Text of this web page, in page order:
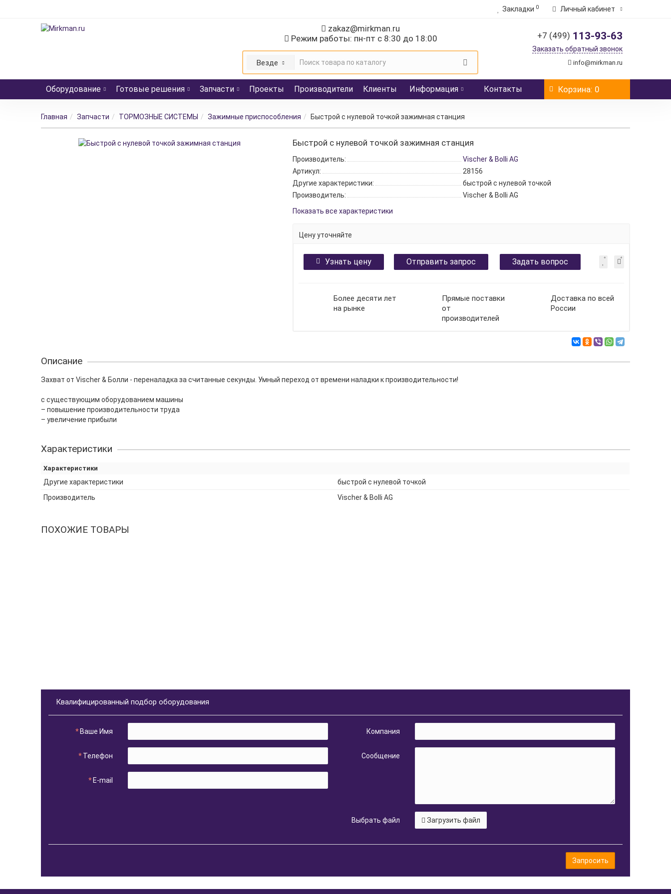
Закладки 0 Личный кабинет
zakaz@mirkman.ru
Режим работы: пн-пт с 8:30 до 18:00
Везде
+7 (499) 113-93-63
Заказать обратный звонок
info@mirkman.ru
Оборудование Готовые решения Запчасти Проекты Производители Клиенты Информация Контакты Корзина: 0
Главная Запчасти ТОРМОЗНЫЕ СИСТЕМЫ Зажимные приспособления Быстрой с нулевой точкой зажимная станция
Быстрой с нулевой точкой зажимная станция
Производитель:
Vischer & Bolli AG
Артикул:
28156
Другие характеристики:
быстрой с нулевой точкой
Производитель:
Vischer & Bolli AG
Показать все характеристики
Цену уточняйте
Узнать цену Отправить запрос Задать вопрос
Более десяти лет
на рынке
Прямые поставки
от
производителей
Доставка по всей
России
Описание
Захват от Vischer & Болли - переналадка за считанные секунды. Умный переход от времени наладки к производительности!
с существующим оборудованием машины
– повышение производительности труда
– увеличение прибыли
Характеристики
Характеристики
Другие характеристики
быстрой с нулевой точкой
Производитель
Vischer & Bolli AG
ПОХОЖИЕ ТОВАРЫ
Квалифицированный подбор оборудования
Ваше Имя
Телефон
E-mail
Компания
Сообщение
Выбрать файл Загрузить файл
Запросить